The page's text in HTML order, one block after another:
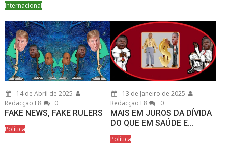
Internacional
14 de Abril de 2025
Redacção F8
0
FAKE NEWS, FAKE RULERS
Política
13 de Janeiro de 2025
Redacção F8
0
MAIS EM JUROS DA DÍVIDA
DO QUE EM SAÚDE E…
Política